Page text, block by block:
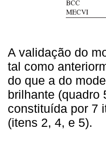
A validação do
tal como
do que a do
brilhante (quadro
constituída por 7
(itens 2, 4, e 5).